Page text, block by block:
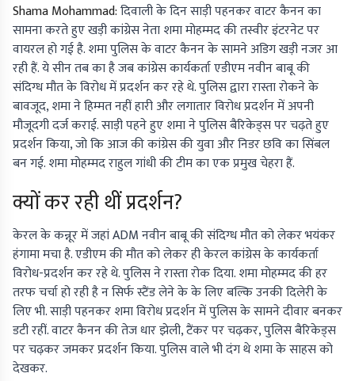
Shama Mohammad:दिवाली के दिन साड़ी पहनकर वाटर कैनन का
सामना करते हुए खड़ी कांग्रेस नेता शमा मोहम्मद की तस्वीर इंटरनेट पर
वायरल हो गई है. शमा पुलिस के वाटर कैनन के सामने अडिग खड़ी नजर आ
रही हैं. ये सीन तब का है जब कांग्रेस कार्यकर्ता एडीएम नवीन बाबू की
संदिग्ध मौत के विरोध में प्रदर्शन कर रहे थे. पुलिस द्वारा रास्ता रोकने के
बावजूद, शमा ने हिम्मत नहीं हारी और लगातार विरोध प्रदर्शन में अपनी
मौजूदगी दर्ज कराई. साड़ी पहने हुए शमा ने पुलिस बैरिकेड्स पर चढ़ते हुए
प्रदर्शन किया, जो कि आज की कांग्रेस की युवा और निडर छवि का सिंबल
बन गई. शमा मोहम्मद राहुल गांधी की टीम का एक प्रमुख चेहरा हैं.
क्यों कर रही थीं प्रदर्शन?
केरल के कन्नूर में जहां ADM नवीन बाबू की संदिग्ध मौत को लेकर भयंकर
हंगामा मचा है. एडीएम की मौत को लेकर ही केरल कांग्रेस के कार्यकर्ता
विरोध-प्रदर्शन कर रहे थे. पुलिस ने रास्ता रोक दिया. शमा मोहम्मद की हर
तरफ चर्चा हो रही है न सिर्फ स्टैंड लेने के के लिए बल्कि उनकी दिलेरी के
लिए भी. साड़ी पहनकर शमा विरोध प्रदर्शन में पुलिस के सामने दीवार बनकर
डटी रहीं. वाटर कैनन की तेज धार झेली, टैंकर पर चढ़कर, पुलिस बैरिकेड्स
पर चढ़कर जमकर प्रदर्शन किया. पुलिस वाले भी दंग थे शमा के साहस को
देखकर.